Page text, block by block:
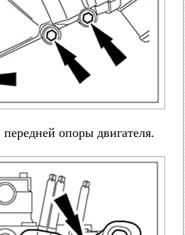
опоры двигателя.